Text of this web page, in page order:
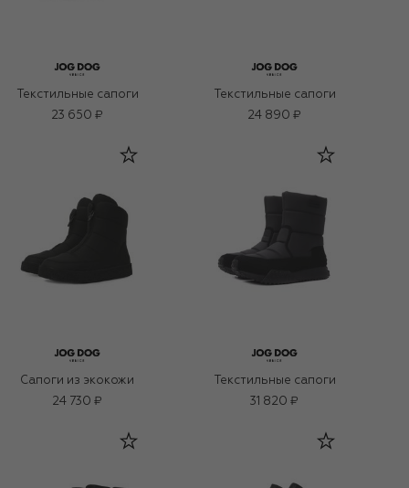
Текстильные сапоги
23 650 ₽
Текстильные сапоги
24 890 ₽
Сапоги из экокожи
24 730 ₽
Текстильные сапоги
31 820 ₽